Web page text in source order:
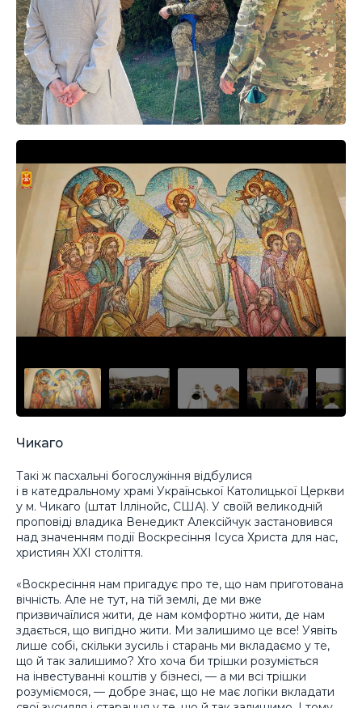
Чикаго
Такі ж пасхальні богослужіння відбулися
і в катедральному храмі Української Католицької Церкви
у м. Чикаго (штат Іллінойс, США). У своїй великодній
проповіді владика Венедикт Алексійчук застановився
над значенням події Воскресіння Ісуса Христа для нас,
християн XXI століття.
«Воскресіння нам пригадує про те, що нам приготована
вічність. Але не тут, на тій землі, де ми вже
призвичаїлися жити, де нам комфортно жити, де нам
здається, що вигідно жити. Ми залишимо це все! Уявіть
лише собі, скільки зусиль і старань ми вкладаємо у те,
що й так залишимо? Хто хоча би трішки розуміється
на інвестуванні коштів у бізнесі, — а ми всі трішки
розуміємося, — добре знає, що не має логіки вкладати